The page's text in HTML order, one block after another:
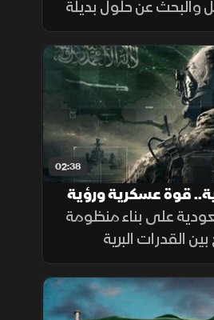
والبحث عن حلول بديلة
الباحثون جزءاً من
غير مكتملة.
02:38
قوة عسكرية ورؤية
على بناء منظومة
القدرات البرية
الجوي والردع
والتأهيل وتطوير
الدفاعية.